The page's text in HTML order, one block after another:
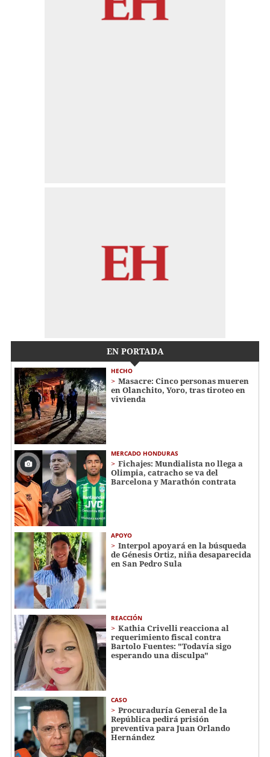
EN PORTADA
HECHO
Masacre: Cinco personas mueren
en Olanchito, Yoro, tras tiroteo en
vivienda
MERCADO HONDURAS
Fichajes: Mundialista no llega a
Olimpia, catracho se va del
Barcelona y Marathón contrata
APOYO
Interpol apoyará en la búsqueda
de Génesis Ortiz, niña desaparecida
en San Pedro Sula
REACCIÓN
Kathia Crivelli reacciona al
requerimiento fiscal contra
Bartolo Fuentes: "Todavía sigo
esperando una disculpa"
CASO
Procuraduría General de la
República pedirá prisión
preventiva para Juan Orlando
Hernández